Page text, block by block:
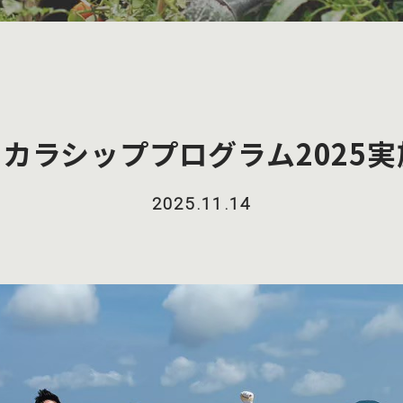
ラシッププログラム2025
2025.11.14